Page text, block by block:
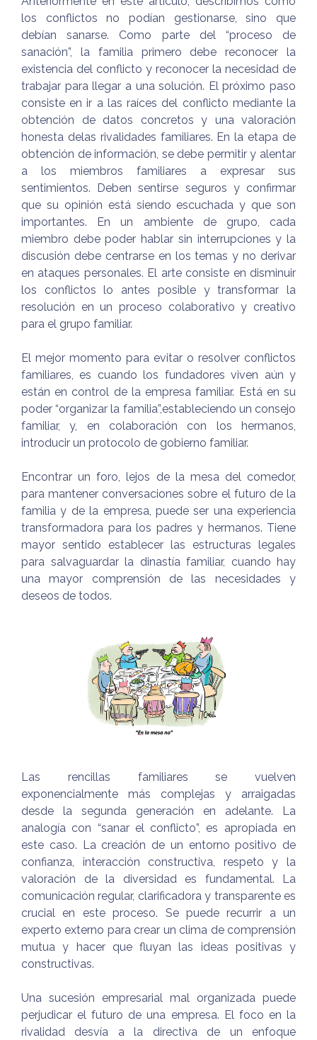
los conflictos no podían gestionarse, sino que
debían sanarse. Como parte del “proceso de
sanación”, la familia primero debe reconocer la
existencia del conflicto y reconocer la necesidad de
trabajar para llegar a una solución. El próximo paso
consiste en ir a las raíces del conflicto mediante la
obtención de datos concretos y una valoración
honesta delas rivalidades familiares. En la etapa de
obtención de información, se debe permitir y alentar
a los miembros familiares a expresar sus
sentimientos. Deben sentirse seguros y confirmar
que su opinión está siendo escuchada y que son
importantes. En un ambiente de grupo, cada
miembro debe poder hablar sin interrupciones y la
discusión debe centrarse en los temas y no derivar
en ataques personales. El arte consiste en disminuir
los conflictos lo antes posible y transformar la
resolución en un proceso colaborativo y creativo
para el grupo familiar.
El mejor momento para evitar o resolver conflictos
familiares, es cuando los fundadores viven aún y
están en control de la empresa familiar. Está en su
poder “organizar la familia”,estableciendo un consejo
familiar, y, en colaboración con los hermanos,
introducir un protocolo de gobierno familiar.
Encontrar un foro, lejos de la mesa del comedor,
para mantener conversaciones sobre el futuro de la
familia y de la empresa, puede ser una experiencia
transformadora para los padres y hermanos. Tiene
mayor sentido establecer las estructuras legales
para salvaguardar la dinastía familiar, cuando hay
una mayor comprensión de las necesidades y
deseos de todos.
Las rencillas familiares se vuelven
exponencialmente más complejas y arraigadas
desde la segunda generación en adelante. La
analogía con “sanar el conflicto”, es apropiada en
este caso. La creación de un entorno positivo de
confianza, interacción constructiva, respeto y la
valoración de la diversidad es fundamental. La
comunicación regular, clarificadora y transparente es
crucial en este proceso. Se puede recurrir a un
experto externo para crear un clima de comprensión
mutua y hacer que fluyan las ideas positivas y
constructivas.
Una sucesión empresarial mal organizada puede
perjudicar el futuro de una empresa. El foco en la
rivalidad desvía a la directiva de un enfoque